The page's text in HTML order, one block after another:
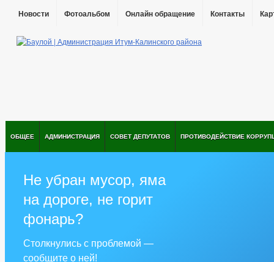
Новости Фотоальбом Онлайн обращение Контакты
ОБЩЕЕ АДМИНИСТРАЦИЯ СОВЕТ ДЕПУТАТОВ ПРОТИВОДЕЙСТВИЕ
Не убран мусор, яма
на дороге, не горит
фонарь?
Столкнулись с проблемой —
сообщите о ней!